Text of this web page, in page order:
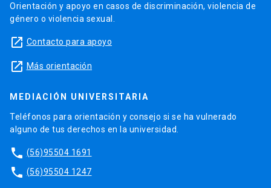
Orientación y apoyo en casos de discriminación, violencia de
género o violencia sexual.
launch Contacto para apoyo
launch Más orientación
MEDIACIÓN UNIVERSITARIA
Teléfonos para orientación y consejo si se ha vulnerado
alguno de tus derechos en la universidad.
phone (56)95504 1691
phone (56)95504 1247